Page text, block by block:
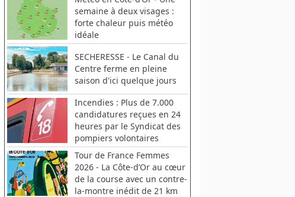
semaine à deux visages :
forte chaleur puis météo
idéale
SECHERESSE - Le Canal du
Centre ferme en pleine
saison d'ici quelque jours
Incendies : Plus de 7.000
candidatures reçues en 24
heures par le Syndicat des
pompiers volontaires
Tour de France Femmes
2026 - La Côte-d’Or au cœur
de la course avec un contre-
la-montre inédit de 21 km